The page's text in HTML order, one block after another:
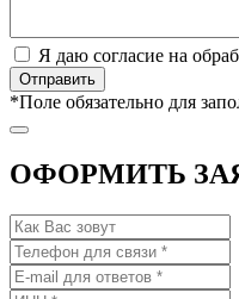
Я даю согласие на
*Поле обязательно для
ОФОРМИТЬ